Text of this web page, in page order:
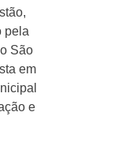
pela
São
em
e